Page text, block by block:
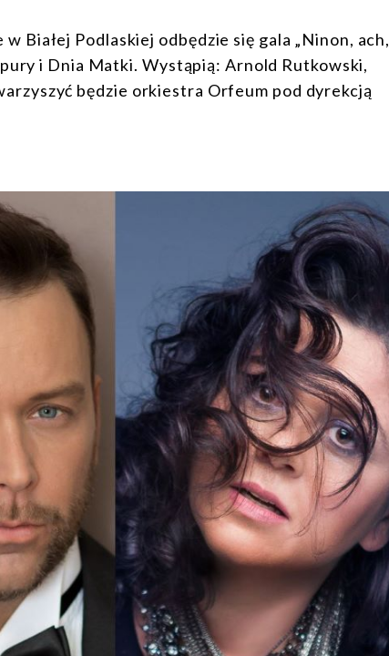
Białej Podlaskiej odbędzie się gala „Ninon, ach,
i Dnia Matki. Wystąpią: Arnold Rutkowski,
będzie orkiestra Orfeum pod dyrekcją